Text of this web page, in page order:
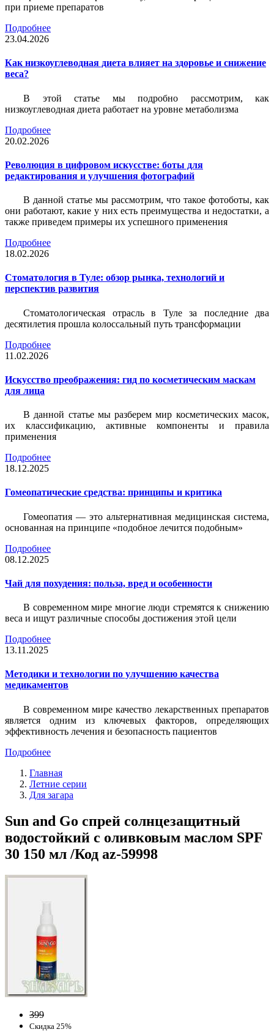
при приеме препаратов
Подробнее
23.04.2026
Как низкоуглеводная диета влияет на здоровье и снижение
веса?
В этой статье мы подробно рассмотрим, как
низкоуглеводная диета работает на уровне метаболизма
Подробнее
20.02.2026
Революция в цифровом искусстве: боты для
редактирования и улучшения фотографий
В данной статье мы рассмотрим, что такое фотоботы, как
они работают, какие у них есть преимущества и недостатки, а
также приведем примеры их успешного применения
Подробнее
18.02.2026
Стоматология в Туле: обзор рынка, технологий и
перспектив развития
Стоматологическая отрасль в Туле за последние два
десятилетия прошла колоссальный путь трансформации
Подробнее
11.02.2026
Искусство преображения: гид по косметическим маскам
для лица
В данной статье мы разберем мир косметических масок,
их классификацию, активные компоненты и правила
применения
Подробнее
18.12.2025
Гомеопатические средства: принципы и критика
Гомеопатия — это альтернативная медицинская система,
основанная на принципе «подобное лечится подобным»
Подробнее
08.12.2025
Чай для похудения: польза, вред и особенности
В современном мире многие люди стремятся к снижению
веса и ищут различные способы достижения этой цели
Подробнее
13.11.2025
Методики и технологии по улучшению качества
медикаментов
В современном мире качество лекарственных препаратов
является одним из ключевых факторов, определяющих
эффективность лечения и безопасность пациентов
Подробнее
Главная
Летние серии
Для загара
Sun and Go спрей солнцезащитный
водостойкий с оливковым маслом SPF
30 150 мл /Код az-59998
399
Скидка 25%